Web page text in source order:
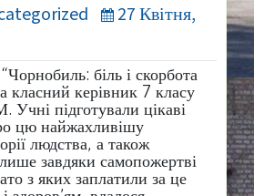
27 Квітня,
біль і скорбота
класний керівник 7 класу
підготували цікаві
цю найжахливішу
людства, а також
завдяки самопожертві
з яких заплатили за це